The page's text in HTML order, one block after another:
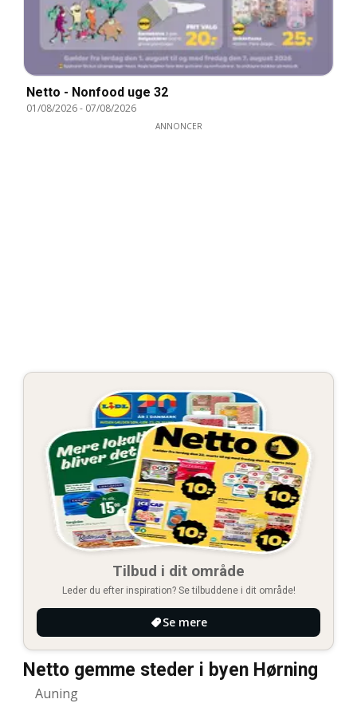
Netto - Nonfood uge 32
01/08/2026- 07/08/2026
ANNONCER
Tilbud i dit område
Leder du efter inspiration? Se tilbuddene i dit område!
Se mere
Netto gemme steder i byen Hørning
Auning